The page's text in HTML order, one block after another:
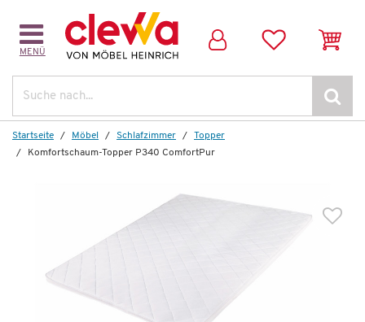
MENÜ
Startseite Möbel Schlafzimmer
Topper
Komfortschaum-Topper P340 ComfortPur